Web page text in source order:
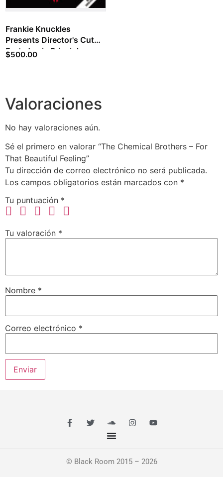
Frankie Knuckles
Presents Director's Cut
Feat. Jamie Principle -
Your Love
$500.00
Valoraciones
No hay valoraciones aún.
Sé el primero en valorar “The Chemical Brothers – For
That Beautiful Feeling”
Tu dirección de correo electrónico no será publicada.
Los campos obligatorios están marcados con *
Tu puntuación *
Tu valoración *
Nombre *
Correo electrónico *
© Black Room 2015 – 2026